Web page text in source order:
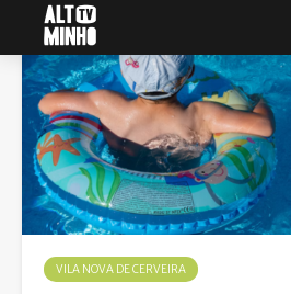
VILA NOVA DE CERVEIRA